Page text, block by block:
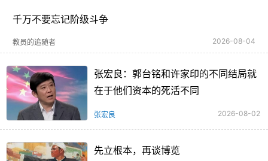
千万不要忘记阶级斗争
教员的追随者 2026-08-04
张宏良：郭台铭和许家印的不同结局就
在于他们资本的死活不同
张宏良 2026-08-02
先立根本，再谈博览